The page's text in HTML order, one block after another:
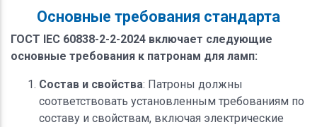
Основные требования стандарта
ГОСТ IEC 60838-2-2-2024 включает следующие
основные требования к патронам для ламп:
Состав и свойства: Патроны должны
соответствовать установленным требованиям по
составу и свойствам, включая электрические